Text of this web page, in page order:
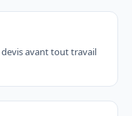
devis avant tout travail